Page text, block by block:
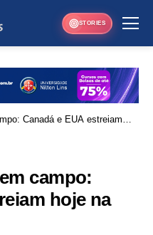
STORIES
Canadá e EUA estreiam
campo:
hoje na